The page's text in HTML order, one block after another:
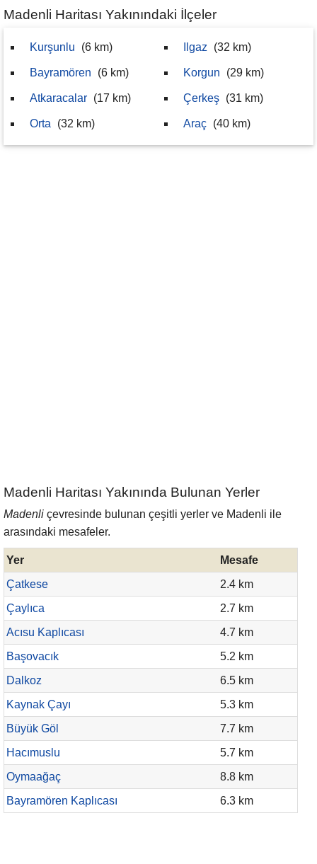
Madenli Haritası Yakınındaki İlçeler
Kurşunlu (6 km)
Bayramören (6 km)
Atkaracalar (17 km)
Orta (32 km)
Ilgaz (32 km)
Korgun (29 km)
Çerkeş (31 km)
Araç (40 km)
Madenli Haritası Yakınında Bulunan Yerler
Madenli çevresinde bulunan çeşitli yerler ve Madenli ile
arasındaki mesafeler.
Yer
Mesafe
Çatkese
2.4 km
Çaylıca
2.7 km
Acısu Kaplıcası
4.7 km
Başovacık
5.2 km
Dalkoz
6.5 km
Kaynak Çayı
5.3 km
Büyük Göl
7.7 km
Hacımuslu
5.7 km
Oymaağaç
8.8 km
Bayramören Kaplıcası
6.3 km